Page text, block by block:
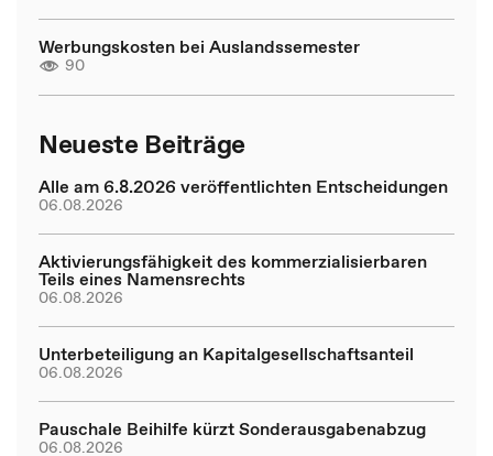
Werbungskosten bei Auslandssemester
90
Neueste Beiträge
Alle am 6.8.2026 veröffentlichten Entscheidungen
06.08.2026
Aktivierungsfähigkeit des kommerzialisierbaren
Teils eines Namensrechts
06.08.2026
Unterbeteiligung an Kapitalgesellschaftsanteil
06.08.2026
Pauschale Beihilfe kürzt Sonderausgabenabzug
06.08.2026